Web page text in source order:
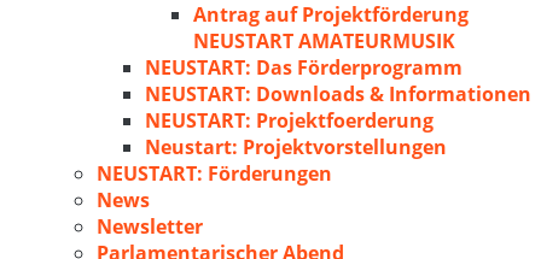
Antrag auf Projektförderung
NEUSTART AMATEURMUSIK
NEUSTART: Das Förderprogramm
NEUSTART: Downloads & Informationen
NEUSTART: Projektfoerderung
Neustart: Projektvorstellungen
NEUSTART: Förderungen
News
Newsletter
Parlamentarischer Abend